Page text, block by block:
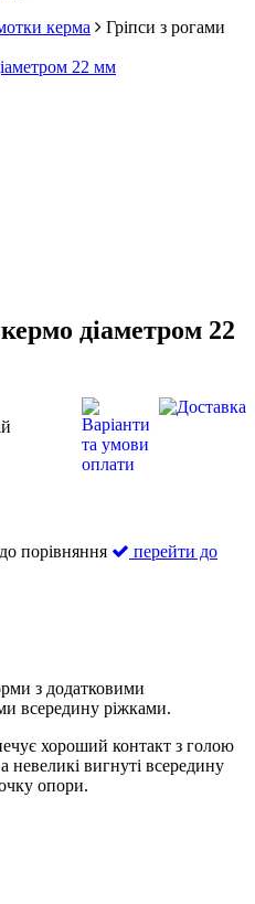
керма
Гріпси з рогами
діаметром 22
порівняння
перейти до
з додатковими
всередину ріжками.
хороший контакт з голою
вигнуті всередину
опори.